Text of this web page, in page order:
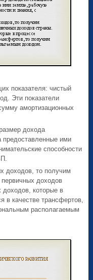
показателя: чистый
Эти показатели
амортизационных
дохода
предоставленные ими
способности
доходов, то получим
доходов
доходов, которые в
в качестве трансфертов,
располагаемым